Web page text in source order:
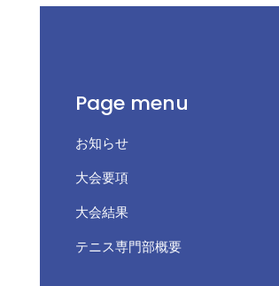
Page menu
お知らせ
大会要項
大会結果
テニス専門部概要